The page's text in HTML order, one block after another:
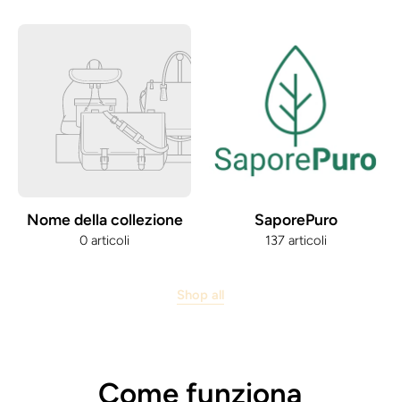
Nome della collezione
0 articoli
SaporePuro
137 articoli
Shop all
Come funziona